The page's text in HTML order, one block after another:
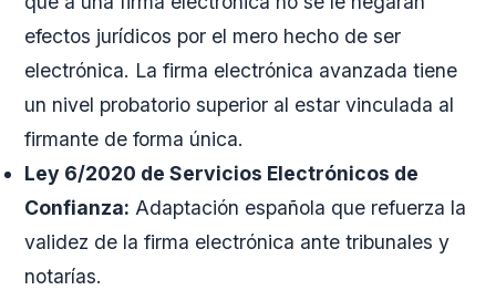
efectos jurídicos por el mero hecho de ser
electrónica. La firma electrónica avanzada tiene
un nivel probatorio superior al estar vinculada al
firmante de forma única.
Ley 6/2020 de Servicios Electrónicos de
Confianza: Adaptación española que refuerza la
validez de la firma electrónica ante tribunales y
notarías.